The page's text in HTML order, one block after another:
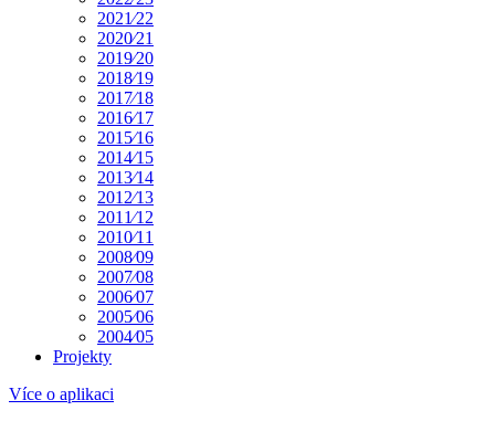
2021⁄22
2020⁄21
2019⁄20
2018⁄19
2017⁄18
2016⁄17
2015⁄16
2014⁄15
2013⁄14
2012⁄13
2011⁄12
2010⁄11
2008⁄09
2007⁄08
2006⁄07
2005⁄06
2004⁄05
Projekty
Více o aplikaci